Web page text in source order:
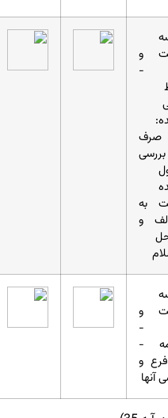
و
-
صرف
به
و
و
-
-
و
آنها